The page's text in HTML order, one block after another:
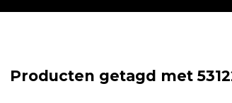
Producten getagd met